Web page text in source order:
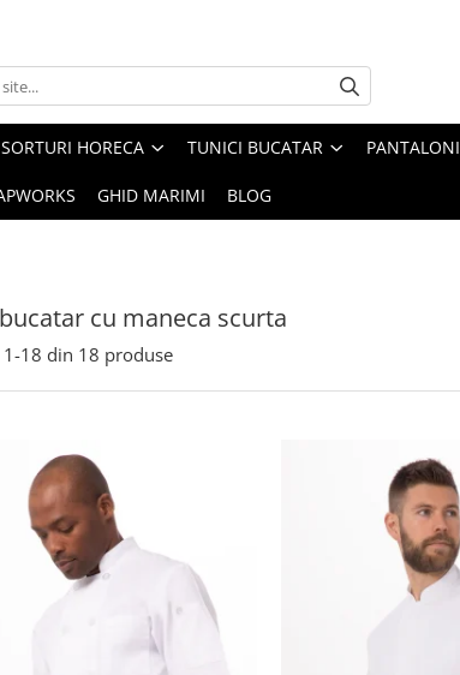
SORTURI HORECA TUNICI BUCATAR PANTALONI
GHID MARIMI BLOG
cu maneca scurta
1-18 din 18 produse